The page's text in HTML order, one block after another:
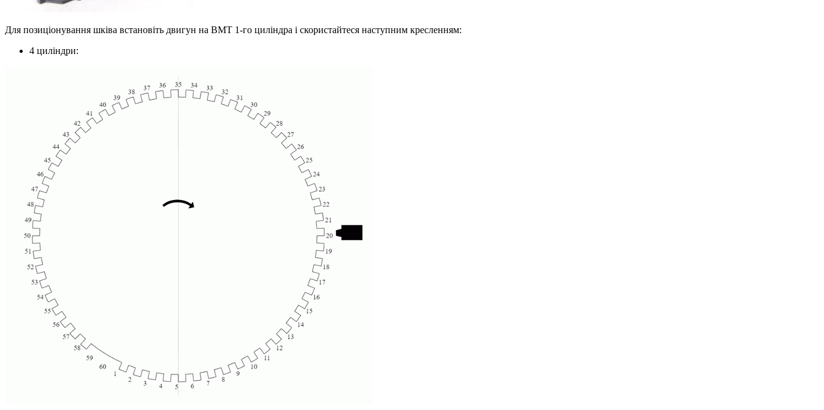
Для позиціонування шківа встановіть двигун на ВМТ 1-го циліндра і скористайтеся наступним кресленням:
4 циліндри: